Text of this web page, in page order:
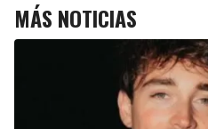
MÁS NOTICIAS